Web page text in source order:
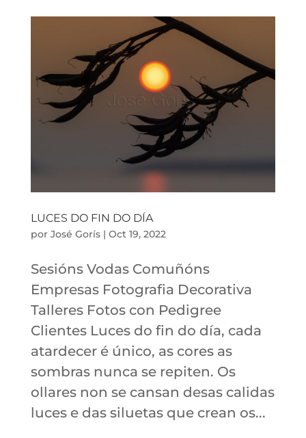
LUCES DO FIN DO DÍA
por José Gorís| Oct 19, 2022
Sesións Vodas Comuñóns
Empresas Fotografia Decorativa
Talleres Fotos con Pedigree
Clientes Luces do fin do día, cada
atardecer é único, as cores as
sombras nunca se repiten. Os
ollares non se cansan desas calidas
luces e das siluetas que crean os...